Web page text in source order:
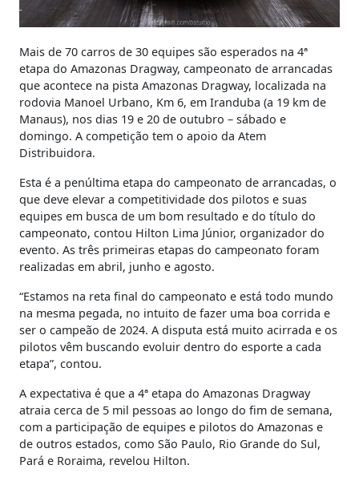
Mais de 70 carros de 30 equipes são esperados na 4ª
etapa do Amazonas Dragway, campeonato de arrancadas
que acontece na pista Amazonas Dragway, localizada na
rodovia Manoel Urbano, Km 6, em Iranduba (a 19 km de
Manaus), nos dias 19 e 20 de outubro – sábado e
domingo. A competição tem o apoio da Atem
Distribuidora.
Esta é a penúltima etapa do campeonato de arrancadas, o
que deve elevar a competitividade dos pilotos e suas
equipes em busca de um bom resultado e do título do
campeonato, contou Hilton Lima Júnior, organizador do
evento. As três primeiras etapas do campeonato foram
realizadas em abril, junho e agosto.
“Estamos na reta final do campeonato e está todo mundo
na mesma pegada, no intuito de fazer uma boa corrida e
ser o campeão de 2024. A disputa está muito acirrada e os
pilotos vêm buscando evoluir dentro do esporte a cada
etapa”, contou.
A expectativa é que a 4ª etapa do Amazonas Dragway
atraia cerca de 5 mil pessoas ao longo do fim de semana,
com a participação de equipes e pilotos do Amazonas e
de outros estados, como São Paulo, Rio Grande do Sul,
Pará e Roraima, revelou Hilton.